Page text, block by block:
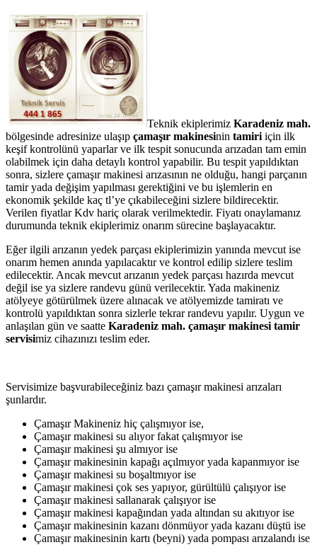
Teknik ekiplerimiz Karadeniz mah.
bölgesinde adresinize ulaşıp çamaşır makinesinin tamiri için ilk
keşif kontrolünü yaparlar ve ilk tespit sonucunda arızadan tam emin
olabilmek için daha detaylı kontrol yapabilir. Bu tespit yapıldıktan
sonra, sizlere çamaşır makinesi arızasının ne olduğu, hangi parçanın
tamir yada değişim yapılması gerektiğini ve bu işlemlerin en
ekonomik şekilde kaç tl’ye çıkabileceğini sizlere bildirecektir.
Verilen fiyatlar Kdv hariç olarak verilmektedir. Fiyatı onaylamanız
durumunda teknik ekiplerimiz onarım sürecine başlayacaktır.
Eğer ilgili arızanın yedek parçası ekiplerimizin yanında mevcut ise
onarım hemen anında yapılacaktır ve kontrol edilip sizlere teslim
edilecektir. Ancak mevcut arızanın yedek parçası hazırda mevcut
değil ise ya sizlere randevu günü verilecektir. Yada makineniz
atölyeye götürülmek üzere alınacak ve atölyemizde tamiratı ve
kontrolü yapıldıktan sonra sizlerle tekrar randevu yapılır. Uygun ve
anlaşılan gün ve saatte Karadeniz mah. çamaşır makinesi tamir
servisimiz cihazınızı teslim eder.
Servisimize başvurabileceğiniz bazı çamaşır makinesi arızaları
şunlardır.
Çamaşır Makineniz hiç çalışmıyor ise,
Çamaşır makinesi su alıyor fakat çalışmıyor ise
Çamaşır makinesi şu almıyor ise
Çamaşır makinesinin kapağı açılmıyor yada kapanmıyor ise
Çamaşır makinesi su boşaltmıyor ise
Çamaşır makinesi çok ses yapıyor, gürültülü çalışıyor ise
Çamaşır makinesi sallanarak çalışıyor ise
Çamaşır makinesi kapağından yada altından su akıtıyor ise
Çamaşır makinesinin kazanı dönmüyor yada kazanı düştü ise
Çamaşır makinesinin kartı (beyni) yada pompası arızalandı ise